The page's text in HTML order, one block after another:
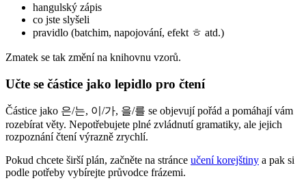
hangulský zápis
co jste slyšeli
pravidlo (batchim, napojování, efekt ㅎ atd.)
Zmatek se tak změní na knihovnu vzorů.
Učte se částice jako lepidlo pro čtení
Částice jako 은/는, 이/가, 을/를 se objevují pořád a pomáhají vám
rozebírat věty. Nepotřebujete plné zvládnutí gramatiky, ale jejich
rozpoznání čtení výrazně zrychlí.
Pokud chcete širší plán, začněte na stránce učení korejštiny a pak si
podle potřeby vybírejte průvodce frázemi.